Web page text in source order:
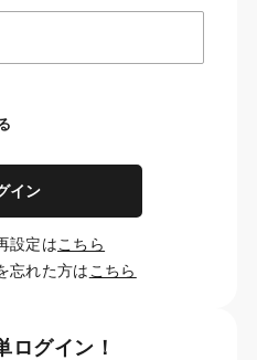
イン
設定はこちら
忘れた方は こちら
ログイン！